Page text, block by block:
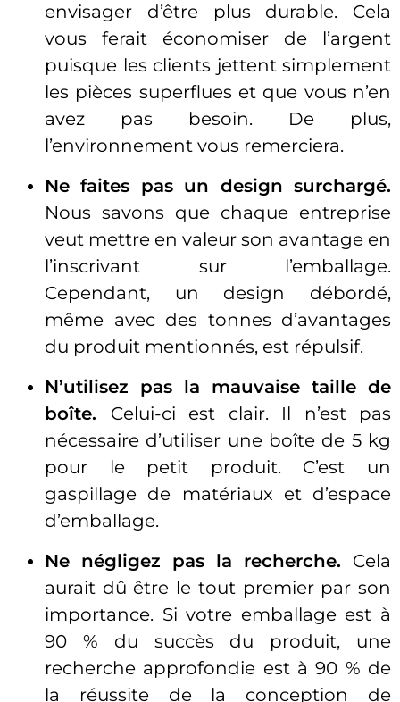
envisager d’être plus durable. Cela
vous ferait économiser de l’argent
puisque les clients jettent simplement
les pièces superflues et que vous n’en
avez pas besoin. De plus,
l’environnement vous remerciera.
Ne faites pas un design surchargé.
Nous savons que chaque entreprise
veut mettre en valeur son avantage en
l’inscrivant sur l’emballage.
Cependant, un design débordé,
même avec des tonnes d’avantages
du produit mentionnés, est répulsif.
N’utilisez pas la mauvaise taille de
boîte. Celui-ci est clair. Il n’est pas
nécessaire d’utiliser une boîte de 5 kg
pour le petit produit. C’est un
gaspillage de matériaux et d’espace
d’emballage.
Ne négligez pas la recherche. Cela
aurait dû être le tout premier par son
importance. Si votre emballage est à
90 % du succès du produit, une
recherche approfondie est à 90 % de
la réussite de la conception de